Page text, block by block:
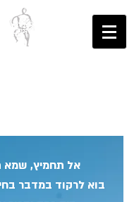
אל תחמיץ,
בוא לרקוד במדבר